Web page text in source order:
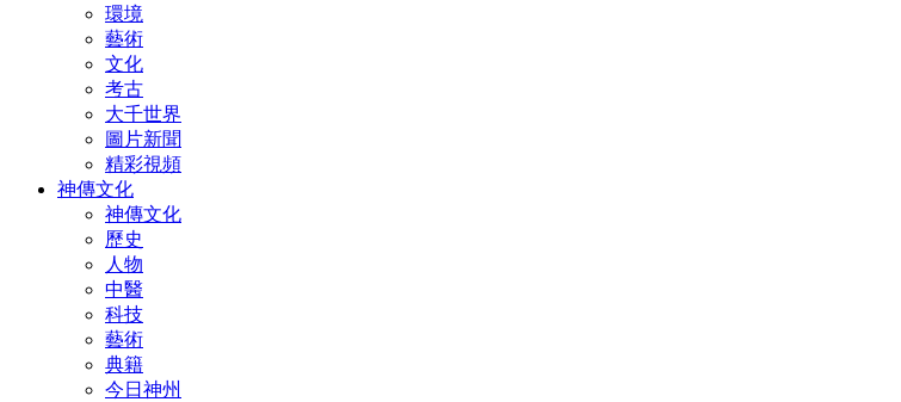
環境
藝術
文化
考古
大千世界
圖片新聞
精彩視頻
神傳文化
神傳文化
歷史
人物
中醫
科技
藝術
典籍
今日神州